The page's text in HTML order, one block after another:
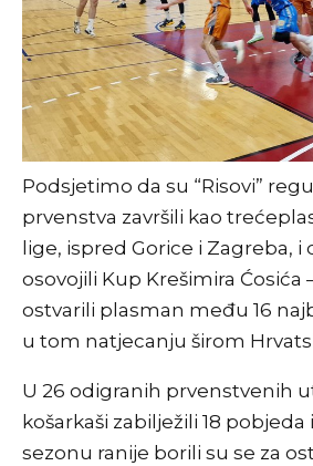
Podsjetimo da su “Risovi”
prvenstva završili kao
lige, ispred Gorice i Zagreba, i
osovojili Kup Krešimira Ćosića
ostvarili plasman među 16
u tom natjecanju širom
U 26 odigranih prvenstvenih
košarkaši zabilježili 18 pobjeda
sezonu ranije borili su se za